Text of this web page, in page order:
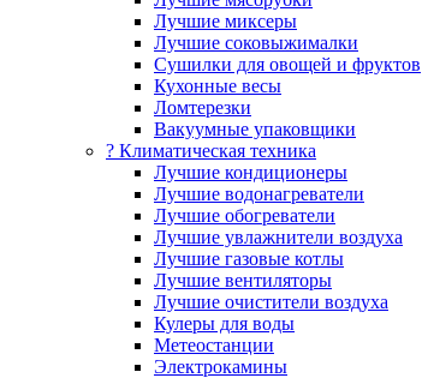
Лучшие миксеры
Лучшие соковыжималки
Сушилки для овощей и фруктов
Кухонные весы
Ломтерезки
Вакуумные упаковщики
?️ Климатическая техника
Лучшие кондиционеры
Лучшие водонагреватели
Лучшие обогреватели
Лучшие увлажнители воздуха
Лучшие газовые котлы
Лучшие вентиляторы
Лучшие очистители воздуха
Кулеры для воды
Метеостанции
Электрокамины